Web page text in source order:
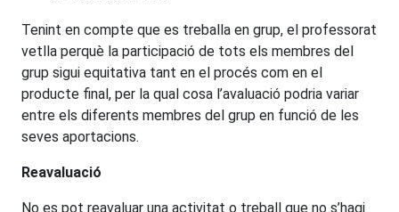
Tenint en compte que es treballa en grup, el professorat
vetlla perquè la participació de tots els membres del
grup sigui equitativa tant en el procés com en el
producte final, per la qual cosa l’avaluació podria variar
entre els diferents membres del grup en funció de les
seves aportacions.
Reavaluació
No es pot reavaluar una activitat o treball que no s’hagi